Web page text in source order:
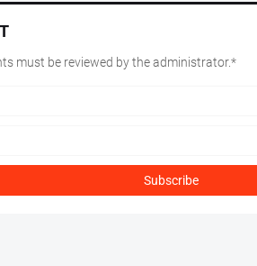
must be reviewed by the administrator.*